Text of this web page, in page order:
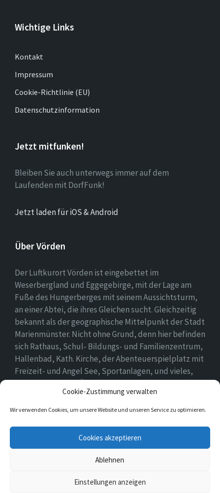
Cookie-Zustimmung verwalten
Wir verwenden Cookies, um unsere Website und unseren Service zu optimieren.
Cookies akzeptieren
Ablehnen
Einstellungen anzeigen
Wichtige Links
Kontakt
Impressum
Cookie-Richtlinie (EU)
Datenschutzinformation
Jetzt mitfunken!
Bleiben Sie auch unterwegs immer auf dem
Laufenden mit DorfFunk!
Jetzt laden für iOS & Android
Über Vörden
Der Luftkurort Vörden ist eingebettet im
Weserbergland und Eggegebirge, mit der Lage am
Fuße des Hungerberges mit seinem Aussichtsturm,
an einer Abtei, die ihres Gleichen sucht. Gleichzeitig
bekannt als der geographische Mittelpunkt der Stadt
Marienmünster. Nicht ohne Grund, denn hier befinden
sich Rathaus, Schul- Bildungs- und Familienzentrum,
Hallenbad, Kath. Kirche, der Abenteuerspielplatz mit
Freizeit- und Angel See, Sportanlagen, und vieles,
vieles mehr. Einen Überblick findet ihr hier auf
unserer Webseite..